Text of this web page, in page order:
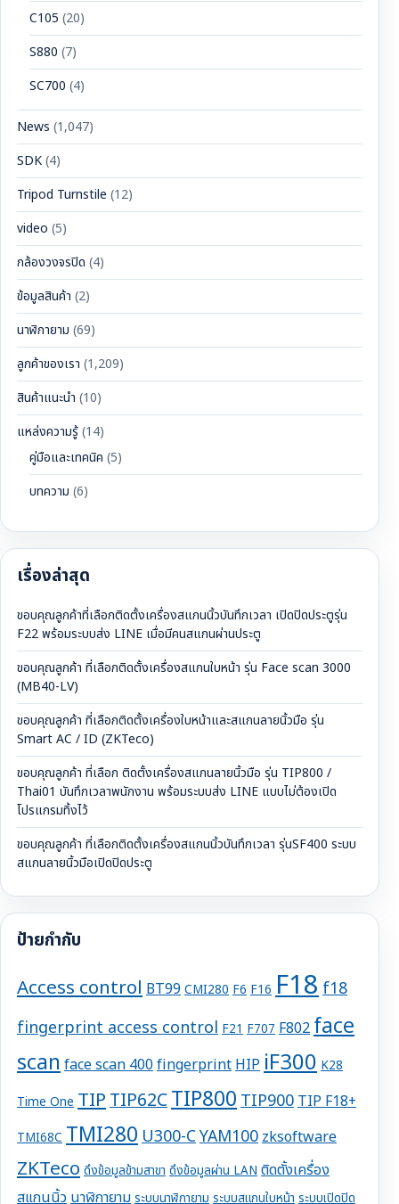
C105 (20)
S880 (7)
SC700 (4)
News (1,047)
SDK(4)
Tripod Turnstile (12)
video (5)
กล้องวงจรปิด (4)
ข้อมูลสินค้า (2)
นาฬิกายาม (69)
ลูกค้าของเรา (1,209)
สินค้าแนะนำ (10)
แหล่งความรู้(14)
คู่มือและเทคนิค (5)
บทความ (6)
เรื่องล่าสุด
ขอบคุณลูกค้าที่เลือกติดตั้งเครื่องสแกนนิ้วบันทึกเวลา เปิดปิดประตูรุ่น
F22 พร้อมระบบส่ง LINE เมื่อมีคนสแกนผ่านประตู
ขอบคุณลูกค้า ที่เลือกติดตั้งเครื่องสแกนใบหน้า รุ่น Face scan 3000
(MB40-LV)
ขอบคุณลูกค้า ที่เลือกติดตั้งเครื่องใบหน้าและสแกนลายนิ้วมือ รุ่น
Smart AC / ID (ZKTeco)
ขอบคุณลูกค้า ที่เลือก ติดตั้งเครื่องสแกนลายนิ้วมือ รุ่น TIP800 /
Thai01 บันทึกเวลาพนักงาน พร้อมระบบส่ง LINE แบบไม่ต้องเปิด
โปรแกรมทิ้งไว้
ขอบคุณลูกค้า ที่เลือกติดตั้งเครื่องสแกนนิ้วบันทึกเวลา รุ่นSF400 ระบบ
สแกนลายนิ้วมือเปิดปิดประตู
ป้ายกำกับ
Access control BT99 CMI280 F6 F16 F18f18
fingerprint access control F21 F707 F802face
scanface scan 400fingerprintHIPiF300 K28
Time One TIPTIP62CTIP800TIP900TIP F18+
TMI68C TMI280U300-CYAM100zksoftware
ZKTeco ดึงข้อมูลข้ามสาขา ดึงข้อมูลผ่าน LAN ติดตั้งเครื่อง
สแกนนิ้วนาฬิกายาม ระบบนาฬิกายาม ระบบสแกนใบหน้า ระบบเปิดปิด